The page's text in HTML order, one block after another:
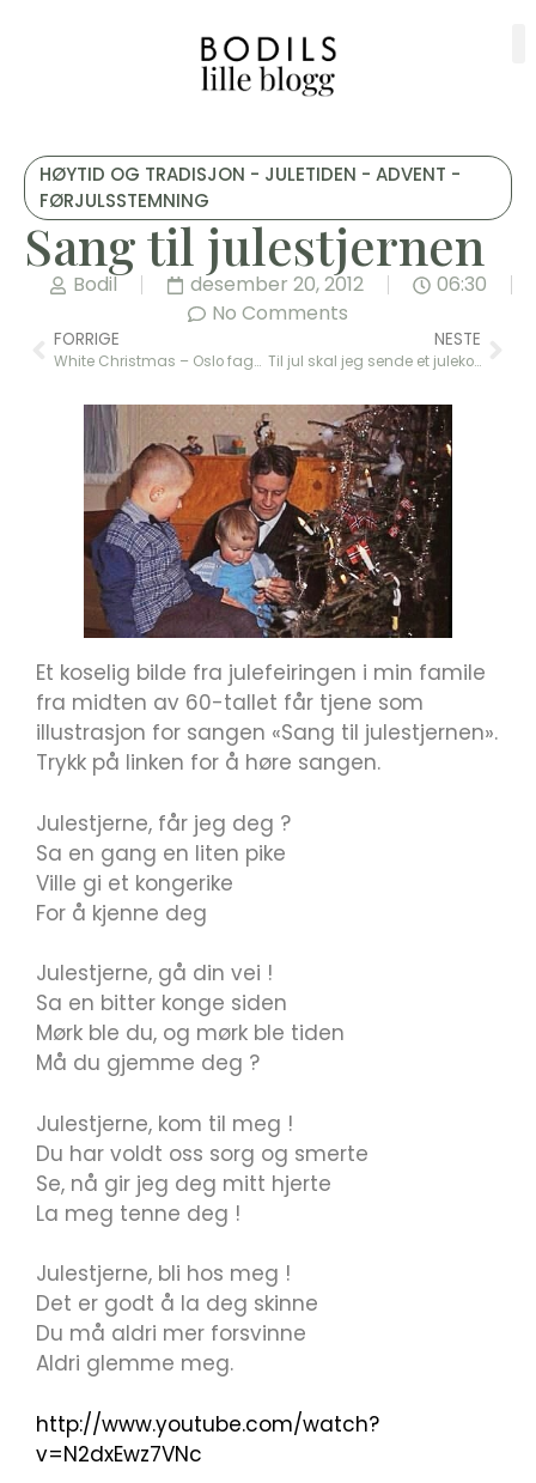
HØYTID OG TRADISJON - JULETIDEN - ADVENT -
FØRJULSSTEMNING
Sang til julestjernen
Bodil desember 20, 2012
06:30
No Comments
FORRIGE
White Christmas – Oslo fagottkor
NESTE
Til jul skal jeg sende et julekort
Et koselig bilde fra julefeiringen i min famile
fra midten av 60-tallet får tjene som
illustrasjon for sangen «Sang til julestjernen».
Trykk på linken for å høre sangen.
Julestjerne, får jeg deg ?
Sa en gang en liten pike
Ville gi et kongerike
For å kjenne deg
Julestjerne, gå din vei !
Sa en bitter konge siden
Mørk ble du, og mørk ble tiden
Må du gjemme deg ?
Julestjerne, kom til meg !
Du har voldt oss sorg og smerte
Se, nå gir jeg deg mitt hjerte
La meg tenne deg !
Julestjerne, bli hos meg !
Det er godt å la deg skinne
Du må aldri mer forsvinne
Aldri glemme meg.
http://www.youtube.com/watch?
v=N2dxEwz7VNc